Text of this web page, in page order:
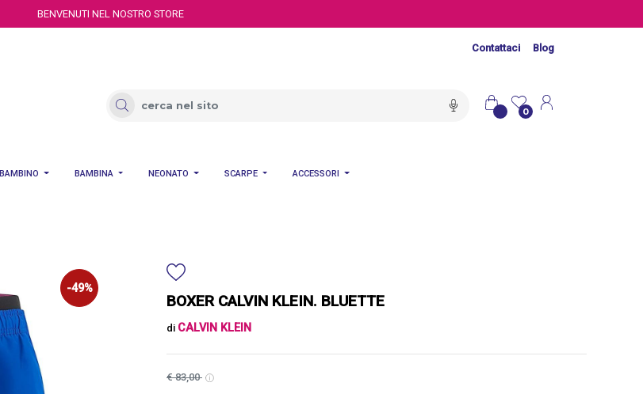
BENVENUTI NEL NOSTRO STORE
Contattaci Blog
0
BAMBINO BAMBINA NEONATO SCARPE ACCESSORI
-49%
BOXER CALVIN KLEIN. BLUETTE
di CALVIN KLEIN
€ 83,00